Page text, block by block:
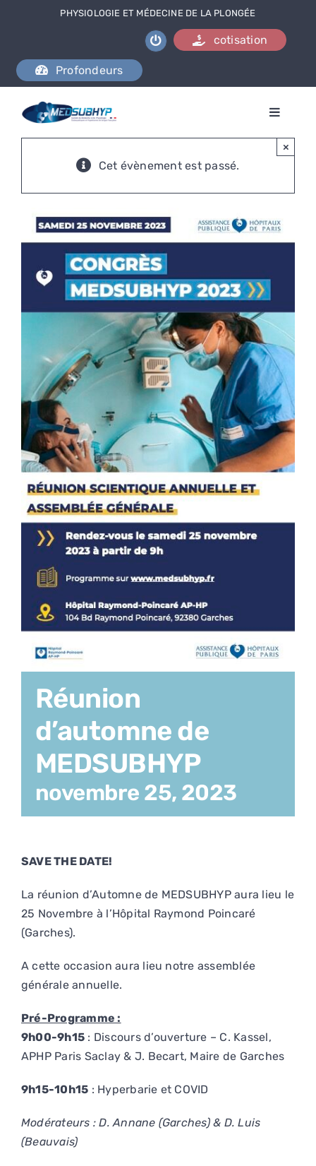
PHYSIOLOGIE ET MÉDECINE DE LA PLONGÉE
cotisation
Profondeurs
Toggle
Formations
Activités
Nous contacter
Cet évènement est passé.
×
Réunion
d’automne de
MEDSUBHYP
novembre 25, 2023
SAVE THE DATE!
La réunion d’Automne de MEDSUBHYP aura lieu le
25 Novembre à l’Hôpital Raymond Poincaré
(Garches).
A cette occasion aura lieu notre assemblée
générale annuelle.
Pré-Programme :
9h00-9h15 : Discours d’ouverture – C. Kassel,
APHP Paris Saclay & J. Becart, Maire de Garches
9h15-10h15 : Hyperbarie et COVID
Modérateurs : D. Annane (Garches) & D. Luis
(Beauvais)